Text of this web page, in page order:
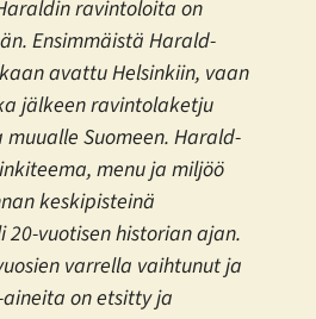
ravintoloita on
Ensimmäistä Harald-
avattu Helsinkiin, vaan
jälkeen ravintolaketju
Suomeen. Harald-
menu ja miljöö
keskipisteinä
vuotisen historian ajan.
varrella vaihtunut ja
on etsitty ja